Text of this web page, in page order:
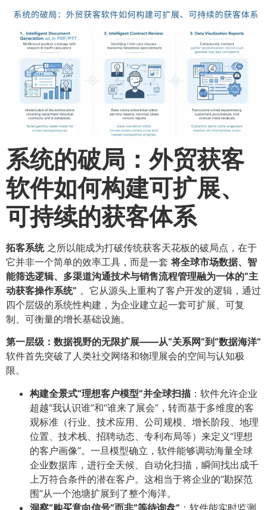
系统的破局：外贸获客
软件如何构建可扩展、
可持续的获客体系
拓客系统之所以能成为打破传统获客天花板的破局点，在于
它并非一个简单的效率工具，而是一套将全球市场数据、智
能筛选逻辑、多渠道沟通技术与销售流程管理融为一体的“主
动获客操作系统”​ 。它从源头上重构了客户开发的逻辑，通过
四个层级的系统性构建，为企业建立起一套可扩展、可复
制、可衡量的增长基础设施。
第一层级：数据视野的无限扩展——从“关系网”到“数据海洋”​
软件首先突破了人类社交网络和物理展会的空间与认知极
限。
构建全景式“理想客户模型”并全球扫描 ​：软件允许企业
超越“我认识谁”和“谁来了展会”，转而基于多维度的客
观标准（行业、技术应用、公司规模、增长阶段、地理
位置、技术栈、招聘动态、专利布局等）来定义“理想
的客户画像”。一旦模型确立，软件能够调动海量全球
企业数据库，进行全天候、自动化扫描，瞬间找出成千
上万符合条件的潜在客户。这相当于将企业的“勘探范
围”从一个池塘扩展到了整个海洋。
洞察“购买意向信号”而非“等待询盘”​ ​：软件能实时监测